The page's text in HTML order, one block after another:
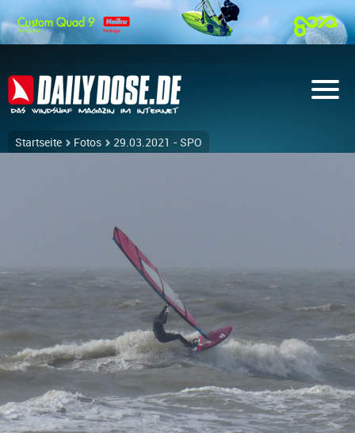
Startseite Fotos 29.03.2021 - SPO